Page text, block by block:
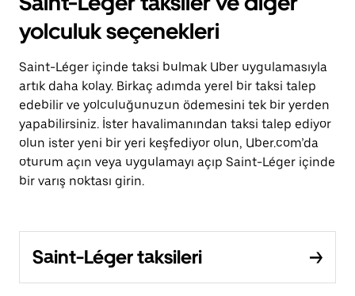
yolculuk seçenekleri
Saint-Léger içinde taksi bulmak Uber uygulamasıyla
artık daha kolay. Birkaç adımda yerel bir taksi talep
edebilir ve yolculuğunuzun ödemesini tek bir yerden
yapabilirsiniz. İster havalimanından taksi talep ediyor
olun ister yeni bir yeri keşfediyor olun, Uber.com’da
oturum açın veya uygulamayı açıp Saint-Léger içinde
bir varış noktası girin.
Saint-Léger taksileri